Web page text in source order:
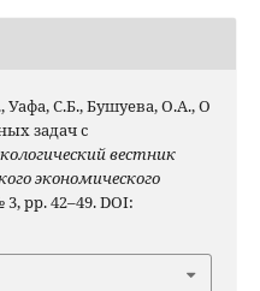
С.Б., Бушуева, О.А., О
задач с
вестник
экономического
3, pp. 42–49. DOI: